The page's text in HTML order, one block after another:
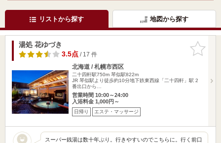
リストから探す 地図から探す
お気に入
りに追加
湯処 花ゆづき
3.5点/ 17 件
北海道 / 札幌市西区
二十四軒駅750m 琴似駅822m
JR 琴似駅より徒歩約10分地下鉄東西線「二十四軒」駅 2
番出口から…
営業時間 10:00～24:00
入浴料金 1,000円～
日帰り エステ・マッサージ
スーパー銭湯は数十年ぶり。行きやすいのでこちらに。行く前口